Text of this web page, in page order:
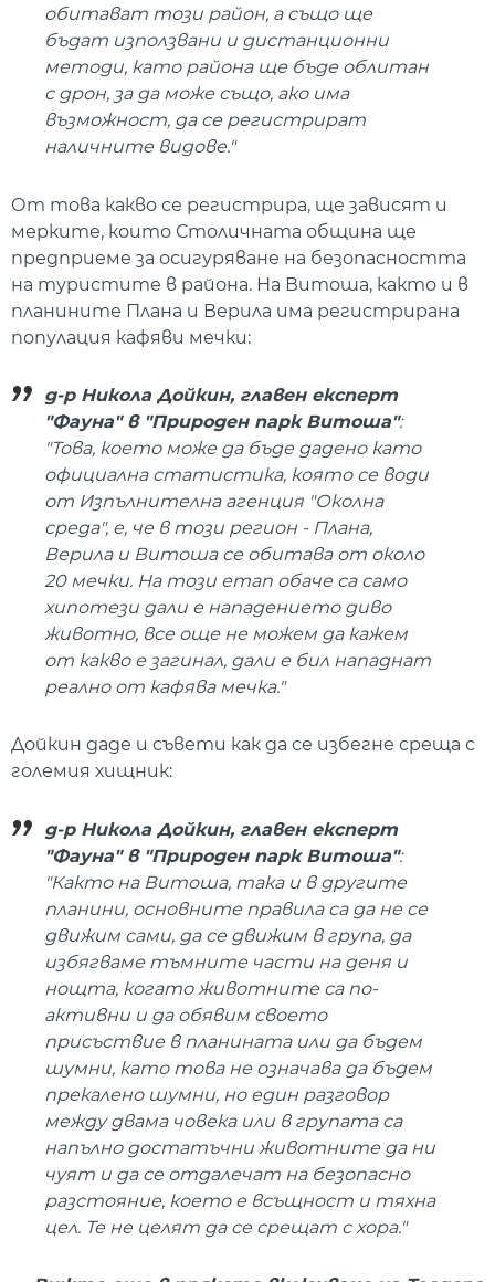
обитават този район, а също ще
бъдат използвани и дистанционни
методи, като района ще бъде облитан
с дрон, за да може също, ако има
възможност, да се регистрират
наличните видове."
От това какво се регистрира, ще зависят и
мерките, които Столичната община ще
предприеме за осигуряване на безопасността
на туристите в района. На Витоша, както и в
планините Плана и Верила има регистрирана
популация кафяви мечки:
д-р Никола Дойкин, главен експерт
"Фауна" в "Природен парк Витоша":
"Това, което може да бъде дадено като
официална статистика, която се води
от Изпълнителна агенция "Околна
среда", е, че в този регион - Плана,
Верила и Витоша се обитава от около
20 мечки. На този етап обаче са само
хипотези дали е нападението диво
животно, все още не можем да кажем
от какво е загинал, дали е бил нападнат
реално от кафява мечка."
Дойкин даде и съвети как да се избегне среща с
големия хищник:
д-р Никола Дойкин, главен експерт
"Фауна" в "Природен парк Витоша":
"Както на Витоша, така и в другите
планини, основните правила са да не се
движим сами, да се движим в група, да
избягваме тъмните части на деня и
нощта, когато животните са по-
активни и да обявим своето
присъствие в планината или да бъдем
шумни, като това не означава да бъдем
прекалено шумни, но един разговор
между двама човека или в групата са
напълно достатъчни животните да ни
чуят и да се отдалечат на безопасно
разстояние, което е всъщност и тяхна
цел. Те не целят да се срещат с хора."